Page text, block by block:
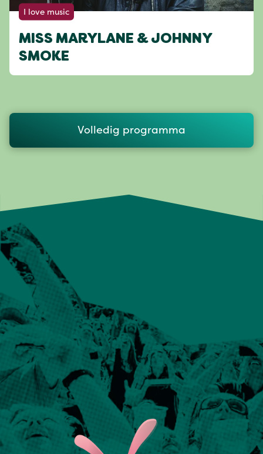
I love music
MISS MARYLANE & JOHNNY
SMOKE
Volledig programma